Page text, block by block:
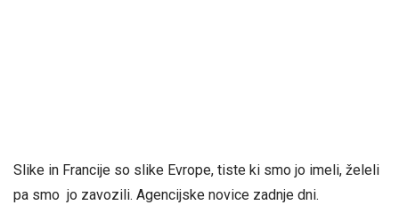
Slike in Francije so slike Evrope, tiste ki smo jo imeli, želeli
pa smo jo zavozili. Agencijske novice zadnje dni.